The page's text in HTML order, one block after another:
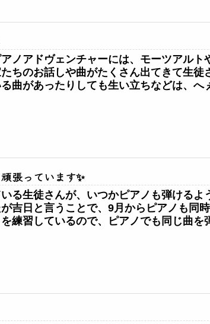
ノアドヴェンチャーには、モーツアルト
ちのお話しや曲がたくさん出てきて生徒
曲があったりしても生い立ちなどは、へ
張っています✨
る生徒さんが、いつかピアノも弾けるよ
吉日と言うことで、9月からピアノも同
練習しているので、ピアノでも同じ曲を